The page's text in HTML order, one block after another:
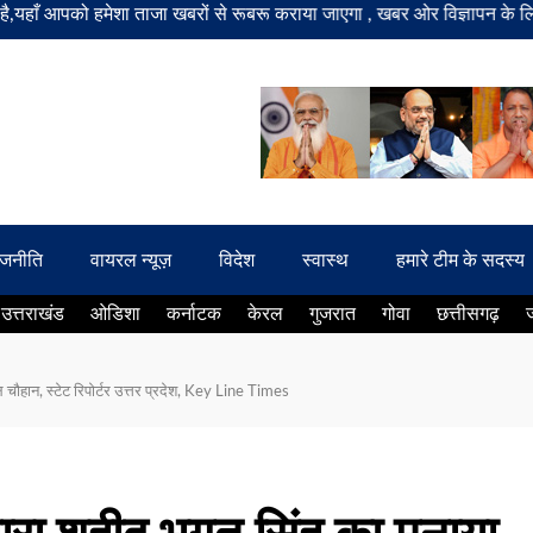
हमेशा ताजा खबरों से रूबरू कराया जाएगा , खबर ओर विज्ञापन के लिए
वायरल न्यूज़ विदेश स्वास्थ हमारे टीम के सदस्य
उत्तराखंड ओडिशा कर्नाटक केरल गुजरात गोवा छत्तीसगढ़
स्टेट रिपोर्टर उत्तर प्रदेश, Key Line Times